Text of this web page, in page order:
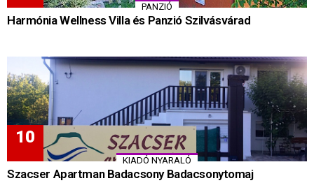
PANZIÓ
Harmónia Wellness Villa és Panzió Szilvásvárad
KIADÓ NYARALÓ
Szacser Apartman Badacsony Badacsonytomaj